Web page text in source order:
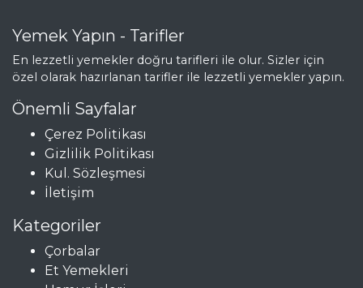
YEMEKLERI
Patlıcan
Çağırtmalı Hamsi
Mantarlı Levrek
Buğulama
Somon Kızartma
Balık Yemekleri
Yemek Yapın - Tarifler
En lezzetli yemekler doğru tarifleri ile olur. Sizler için
özel olarak hazırlanan tarifler ile lezzetli yemekler yapın.
Önemli Sayfalar
Çerez Politikası
Gizlilik Politikası
Kul. Sözleşmesi
İletişim
Kategoriler
Çorbalar
Et Yemekleri